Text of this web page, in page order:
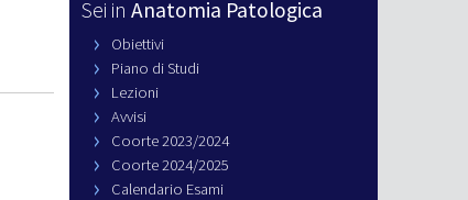
Anatomia Patologica
Obiettivi
Piano di Studi
Lezioni
Avvisi
Coorte 2023/2024
Coorte 2024/2025
Calendario Esami